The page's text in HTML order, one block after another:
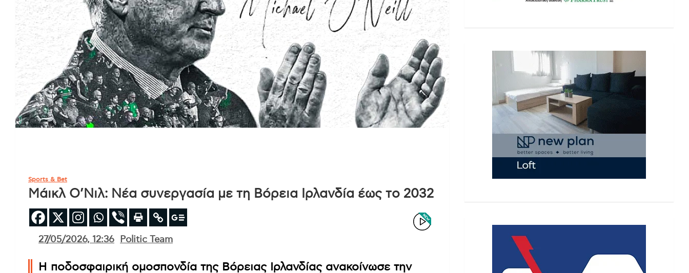
Sports & Bet
Μάικλ Ο’Νιλ: Νέα συνεργασία με τη Βόρεια Ιρλανδία έως το 2032
27/05/2026, 12:36 Politic Team
Η ποδοσφαιρική ομοσπονδία της Βόρειας Ιρλανδίας ανακοίνωσε την